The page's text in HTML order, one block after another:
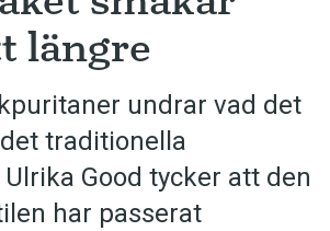
längre
undrar vad det
traditionella
Good tycker att den
har passerat